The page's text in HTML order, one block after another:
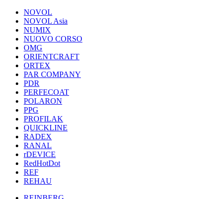
NOVOL
NOVOL Asia
NUMIX
NUOVO CORSO
OMG
ORIENTCRAFT
ORTEX
PAR COMPANY
PDR
PERFECOAT
POLARON
PPG
PROFILAK
QUICKLINE
RADEX
RANAL
rDEVICE
RedHotDot
REF
REHAU